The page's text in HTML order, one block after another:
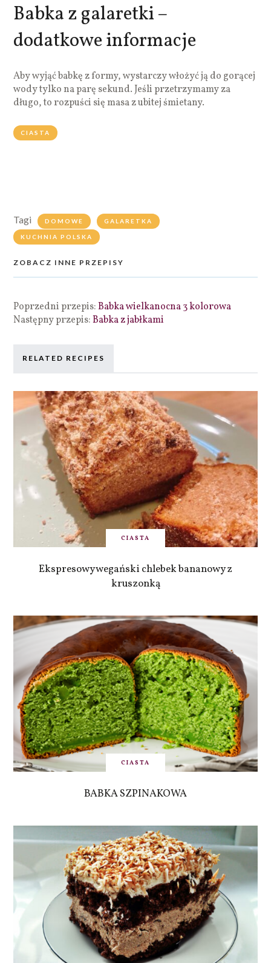
Babka z galaretki –
dodatkowe informacje
Aby wyjąć babkę z formy, wystarczy włożyć ją do gorącej
wody tylko na parę sekund. Jeśli przetrzymamy za
długo, to rozpuści się masa z ubitej śmietany.
CIASTA
Tagi DOMOWE GALARETKA
KUCHNIA POLSKA
ZOBACZ INNE PRZEPISY
Poprzedni przepis:Babka wielkanocna 3 kolorowa
Następny przepis:Babka z jabłkami
RELATED RECIPES
CIASTA
Ekspresowy wegański chlebek bananowy z
kruszonką
CIASTA
BABKA SZPINAKOWA